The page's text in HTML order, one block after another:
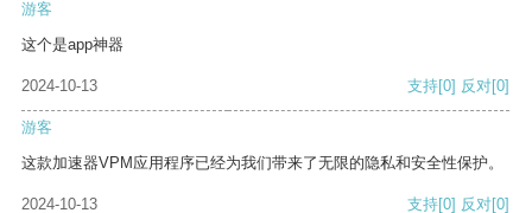
游客
这个是app神器
2024-10-13 支持[0] 反对[0]
游客
这款加速器VPM应用程序已经为我们带来了无限的隐私和安全性保护。
2024-10-13 支持[0] 反对[0]